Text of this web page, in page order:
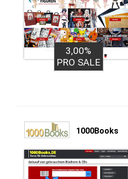
3,00%
PRO SALE
1000Books